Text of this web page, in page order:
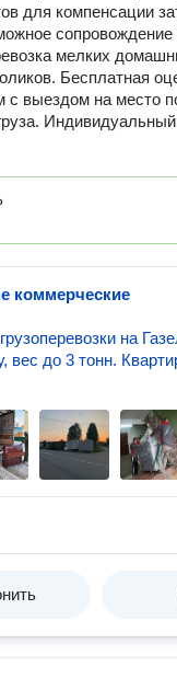
для компенсации
сопровождение
мелких
Бесплатная
выездом на место
коммерческие
на
вес до 3 тонн.